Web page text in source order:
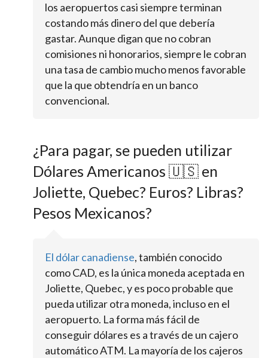
los aeropuertos casi siempre terminan
costando más dinero del que debería
gastar. Aunque digan que no cobran
comisiones ni honorarios, siempre le cobran
una tasa de cambio mucho menos favorable
que la que obtendría en un banco
convencional.
¿Para pagar, se pueden utilizar
Dólares Americanos 🇺🇸 en
Joliette, Quebec? Euros? Libras?
Pesos Mexicanos?
El dólar canadiense, también conocido
como CAD, es la única moneda aceptada en
Joliette, Quebec, y es poco probable que
pueda utilizar otra moneda, incluso en el
aeropuerto. La forma más fácil de
conseguir dólares es a través de un cajero
automático ATM. La mayoría de los cajeros